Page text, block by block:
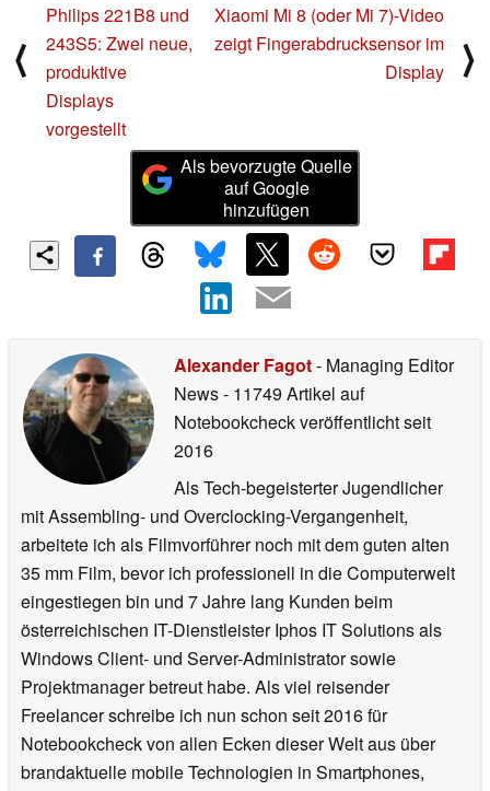
⟨
Philips 221B8 und
243S5: Zwei neue,
produktive
Displays
vorgestellt
Xiaomi Mi 8 (oder Mi 7)-Video
zeigt Fingerabdrucksensor im
Display
⟩
Als bevorzugte Quelle
auf Google
hinzufügen
Alexander Fagot- Managing Editor
News- 11749 Artikel auf
Notebookcheck veröffentlichtseit
2016
Als Tech-begeisterter Jugendlicher
mit Assembling- und Overclocking-Vergangenheit,
arbeitete ich als Filmvorführer noch mit dem guten alten
35 mm Film, bevor ich professionell in die Computerwelt
eingestiegen bin und 7 Jahre lang Kunden beim
österreichischen IT-Dienstleister Iphos IT Solutions als
Windows Client- und Server-Administrator sowie
Projektmanager betreut habe. Als viel reisender
Freelancer schreibe ich nun schon seit 2016 für
Notebookcheck von allen Ecken dieser Welt aus über
brandaktuelle mobile Technologien in Smartphones,